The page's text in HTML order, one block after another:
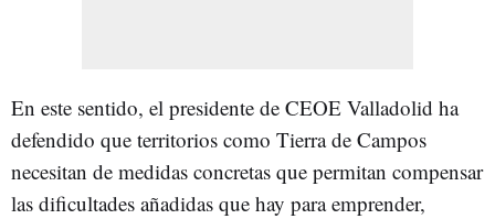
En este sentido, el presidente de CEOE Valladolid ha
defendido que territorios como Tierra de Campos
necesitan de medidas concretas que permitan compensar
las dificultades añadidas que hay para emprender,